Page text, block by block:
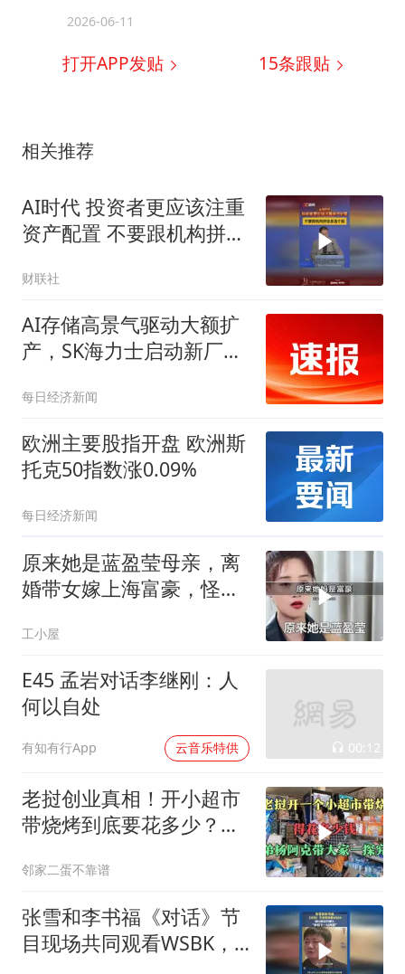
2026-06-11
打开APP发贴 15条跟贴
相关推荐
AI时代 投资者更应该注重
资产配置 不要跟机构拼信
财联社
AI存储高景气驱动大额扩
产，SK海力士启动新厂建
每日经济新闻
欧洲主要股指开盘 欧洲斯
托克50指数涨0.09%
每日经济新闻
原来她是蓝盈莹母亲，离
婚带女嫁上海富豪，怪不
工小屋
E45 孟岩对话李继刚：人
何以自处
有知有行App 云音乐特供 00:12
老挝创业真相！开小超市
带烧烤到底要花多少？三
邻家二蛋不靠谱
张雪和李书福《对话》节
目现场共同观看WSBK，